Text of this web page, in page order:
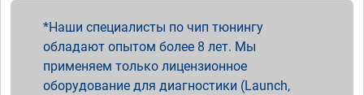
Наши специалисты по чип тюнингу
обладают опытом более 8 лет. Мы
применяем только лицензионное
оборудование для диагностики (Launch,